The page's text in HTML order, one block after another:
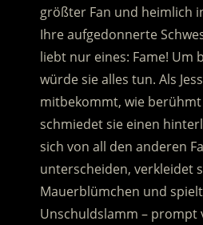
größter Fan und heimlich
Ihre aufgedonnerte
liebt nur eines: Fame! Um
würde sie alles tun. Als
mitbekommt, wie berühmt
schmiedet sie einen
sich von all den anderen
unterscheiden, verkleidet
Mauerblümchen und
Unschuldslamm – prompt